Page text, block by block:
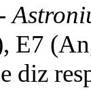
E7
diz